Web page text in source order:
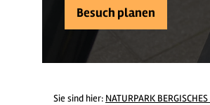
Besuch planen
Sie sind hier: NATURPARK